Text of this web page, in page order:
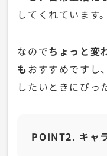
してくれています。
なのでちょっと変
もおすすめですし
したいときにぴっ
POINT2. キャ